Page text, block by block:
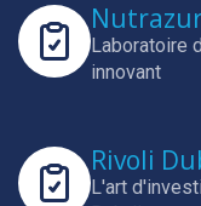
Laboratoire
innovant
Rivoli
L'art